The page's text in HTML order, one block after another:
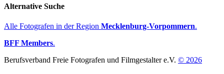
Alternative Suche
Alle Fotografen in der Region Mecklenburg-Vorpommern.
BFF Members.
Berufsverband Freie Fotografen und Filmgestalter e.V. © 2026